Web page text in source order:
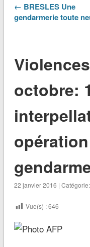
← BRESLES Une
gendarmerie toute
octobre:
22 janvier 2016 | Catégorie:
Vue(s) :646